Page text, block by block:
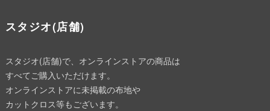
スタジオ(店舗)
スタジオ(店舗)で、オンラインストアの商品は
すべてご購入いただけます。
オンラインストアに未掲載の布地や
カットクロス等もございます。